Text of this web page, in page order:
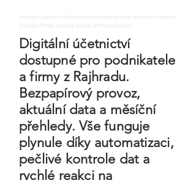
digitalni uctnictvi, online uctnictvi, bezpapirove uctnictvi, moderni
digitalni firma, uctarna online, ontime uctovani
Digitální účetnictví
dostupné pro podnikatele
a firmy z Rajhradu.
Bezpapírový provoz,
aktuální data a měsíční
přehledy. Vše funguje
plynule díky automatizaci,
pečlivé kontrole dat a
rychlé reakci na